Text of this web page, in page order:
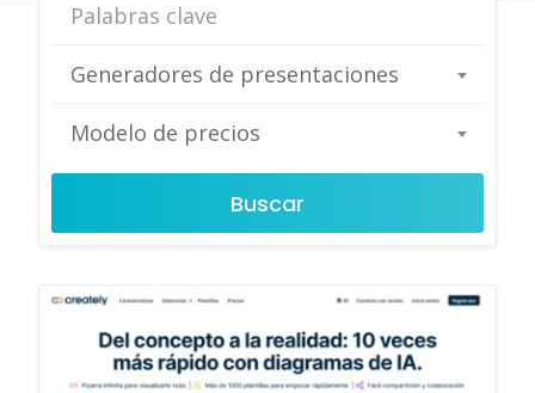
Generadores de presentaciones
Modelo de precios
Buscar